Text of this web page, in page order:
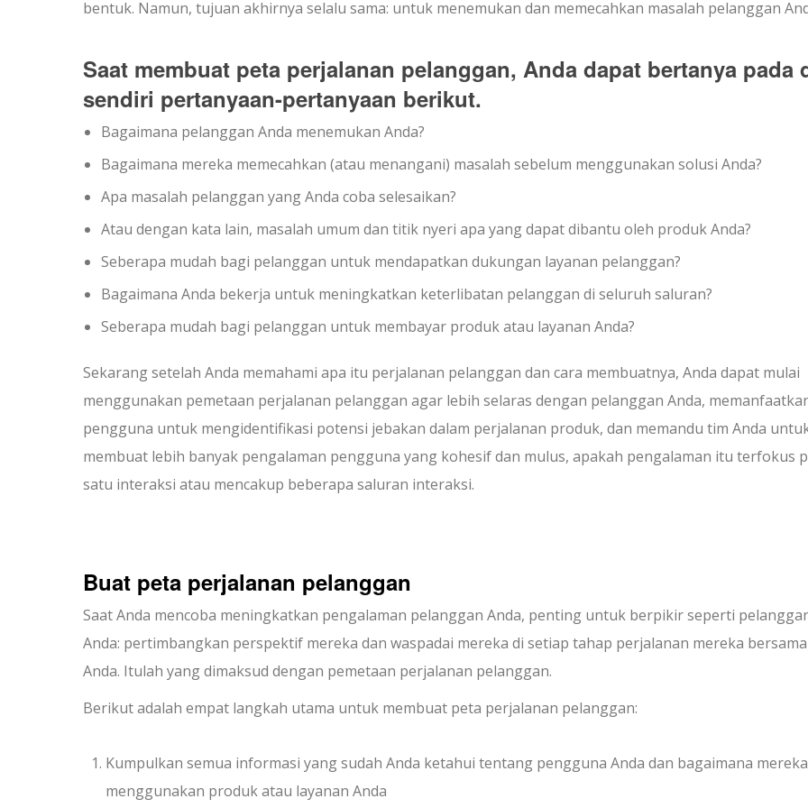
bentuk. Namun, tujuan akhirnya selalu sama: untuk menemukan dan memecahkan masalah pelanggan
Saat membuat peta perjalanan pelanggan, Anda dapat bertanya pada
sendiri pertanyaan-pertanyaan berikut.
Bagaimana pelanggan Anda menemukan Anda?
Bagaimana mereka memecahkan (atau menangani) masalah sebelum menggunakan solusi Anda?
Apa masalah pelanggan yang Anda coba selesaikan?
Atau dengan kata lain, masalah umum dan titik nyeri apa yang dapat dibantu oleh produk Anda?
Seberapa mudah bagi pelanggan untuk mendapatkan dukungan layanan pelanggan?
Bagaimana Anda bekerja untuk meningkatkan keterlibatan pelanggan di seluruh saluran?
Seberapa mudah bagi pelanggan untuk membayar produk atau layanan Anda?
Sekarang setelah Anda memahami apa itu perjalanan pelanggan dan cara membuatnya, Anda dapat mulai
menggunakan pemetaan perjalanan pelanggan agar lebih selaras dengan pelanggan Anda,
pengguna untuk mengidentifikasi potensi jebakan dalam perjalanan produk, dan memandu tim Anda
membuat lebih banyak pengalaman pengguna yang kohesif dan mulus, apakah pengalaman itu terfokus
satu interaksi atau mencakup beberapa saluran interaksi.
Buat peta perjalanan pelanggan
Saat Anda mencoba meningkatkan pengalaman pelanggan Anda, penting untuk berpikir seperti
Anda: pertimbangkan perspektif mereka dan waspadai mereka di setiap tahap perjalanan mereka bersama
Anda. Itulah yang dimaksud dengan pemetaan perjalanan pelanggan.
Berikut adalah empat langkah utama untuk membuat peta perjalanan pelanggan:
Kumpulkan semua informasi yang sudah Anda ketahui tentang pengguna Anda dan bagaimana mereka
menggunakan produk atau layanan Anda